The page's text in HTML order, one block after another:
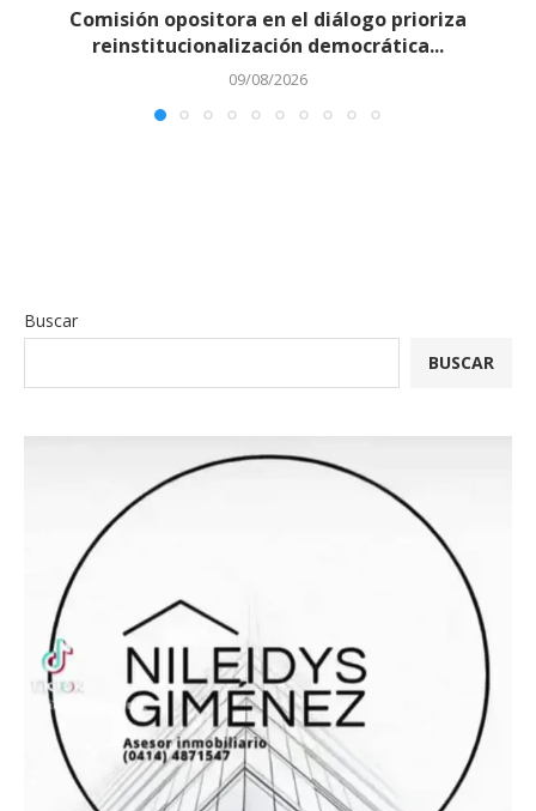
Comisión opositora en el diálogo prioriza
reinstitucionalización democrática...
09/08/2026
Buscar
BUSCAR